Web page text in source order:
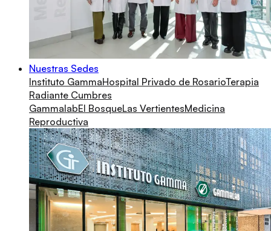
Nuestras Sedes
Instituto GammaHospital Privado de RosarioTerapia
Radiante Cumbres
GammalabEl BosqueLas VertientesMedicina
Reproductiva